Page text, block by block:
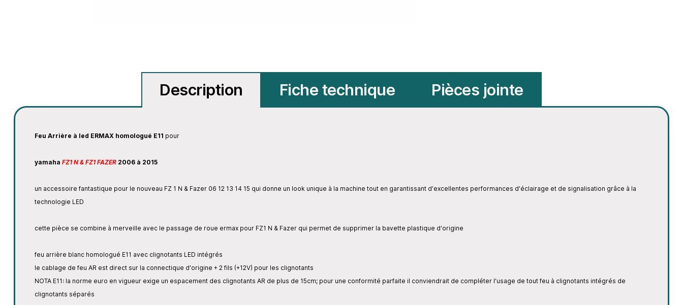
Description Fiche technique Pièces jointe
Feu Arrière à led ERMAX homologué E11 pour
yamahaFZ1 N & FZ1 FAZER 2006 à 2015
un accessoire fantastique pour le nouveau FZ 1 N & Fazer 06 12 13 14 15 qui donne un look unique à la machine tout en garantissant d'excellentes performances d'éclairage et de signalisation grâce à la
technologie LED
cette pièce se combine à merveille avec le passage de roue ermax pour FZ1 N & Fazer qui permet de supprimer la bavette plastique d'origine
feu arrière blanc homologué E11 avec clignotants LED intégrés
le cablage de feu AR est direct sur la connectique d'origine + 2 fils (+12V) pour les clignotants
NOTA E11: la norme euro en vigueur exige un espacement des clignotants AR de plus de 15cm; pour une conformité parfaite il conviendrait de compléter l'usage de tout feu à clignotants intégrés de
clignotants séparés